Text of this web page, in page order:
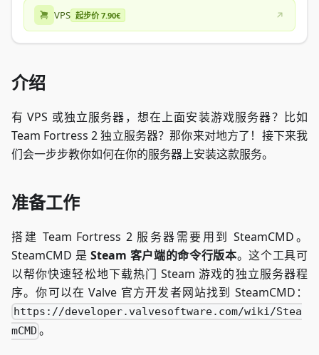
VPS 起步价 7.90€
介绍
有 VPS 或独立服务器，想在上面安装游戏服务器？比如
Team Fortress 2 独立服务器？那你来对地方了！接下来我
们会一步步教你如何在你的服务器上安装这款服务。
准备工作
搭建 Team Fortress 2 服务器需要用到 SteamCMD。
SteamCMD 是 Steam 客户端的命令行版本。这个工具可
以帮你快速轻松地下载热门 Steam 游戏的独立服务器程
序。你可以在 Valve 官方开发者网站找到 SteamCMD：
https://developer.valvesoftware.com/wiki/Stea
mCMD 。